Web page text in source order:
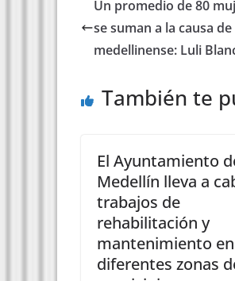
Un promedio de 80
se suman a la causa
medellinense: Luli
También te
El Ayuntamiento
Medellín lleva a
trabajos de
rehabilitación y
mantenimiento en
diferentes zonas